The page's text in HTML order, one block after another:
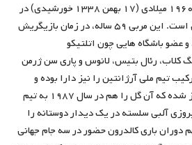
کالدرون متولد هفتم فوریه ۱۹۶۰ میلادی (۱۷ بهمن ۱۳۳۸ خورشیدی) در
شهر راوسونِ کشور آرژانتین است. این مربی ۵۹ ساله، در زمان بازیگریش
عضو باشگاه هایی چون اتلتیکو
کلاب، رئال بتیس، لانوس و پاری سن ژرمن
۲۳ بازی در ترکیب تیم ملی آرژانتین را نیز دارا بوده و
موفق به زدن یک گل ملی نیز شده که آن گل را هم در سال ۱۹۸۷ به تیم
آلبی سلسته در یک دیدار دوستانه را
دوران باری کالدرون حضور در سه جام جهانی